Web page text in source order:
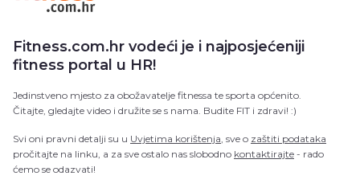
Fitness.com.hr vodeći je i najposjećeniji
fitness portal u HR!
Jedinstveno mjesto za obožavatelje fitnessa te sporta općenito.
Čitajte, gledajte video i družite se s nama. Budite FIT i zdravi! :)
Svi oni pravni detalji su u Uvjetima korištenja, sve o zaštiti podataka
pročitajte na linku, a za sve ostalo nas slobodno kontaktirajte - rado
ćemo se odazvati!